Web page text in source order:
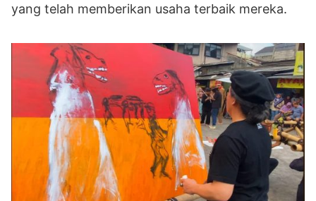
yang telah memberikan usaha terbaik mereka.